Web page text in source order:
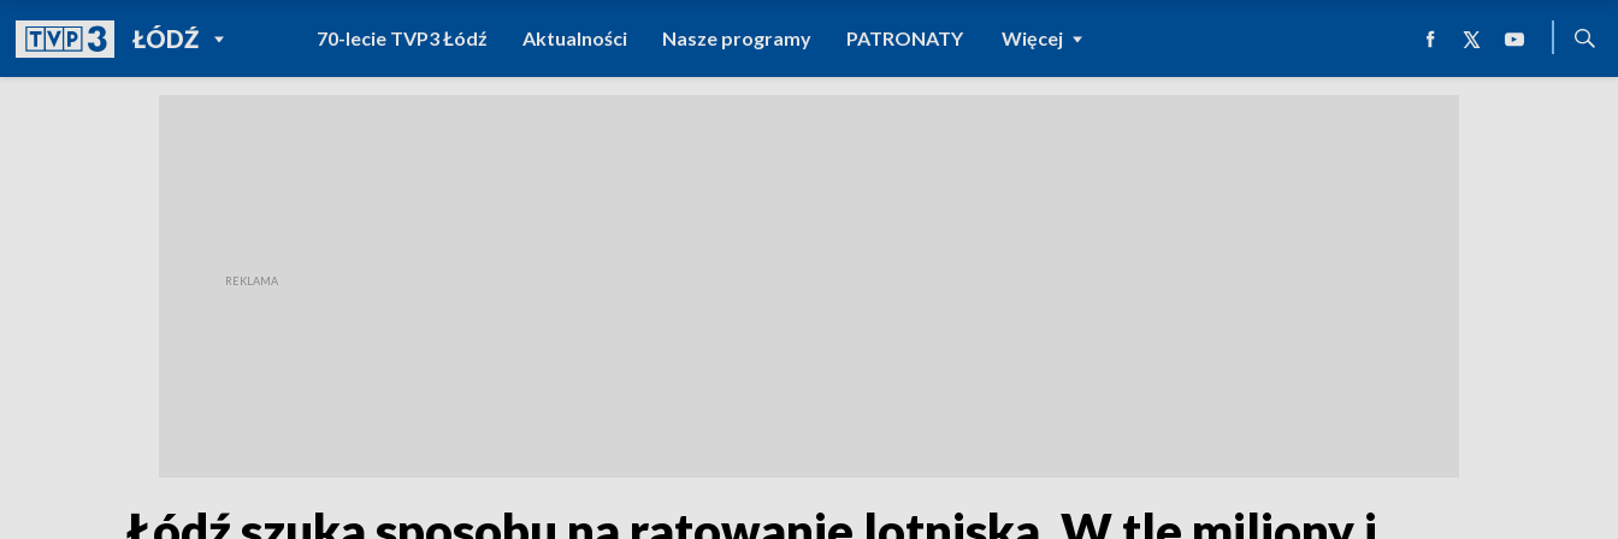
ŁÓDŹPOWRÓT DO
TVP REGIONY
70-lecie TVP3 Łódź Aktualności Nasze programy PATRONATY Więcej